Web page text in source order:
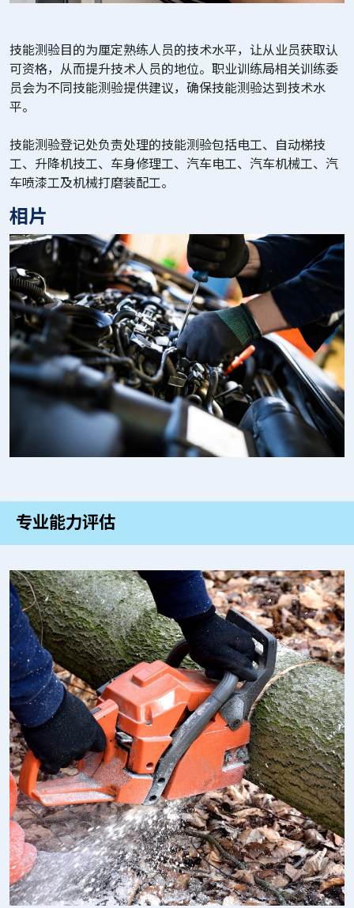
技能测验目的为厘定熟练人员的技术水平，让从业员获取认
可资格，从而提升技术人员的地位。职业训练局相关训练委
员会为不同技能测验提供建议，确保技能测验达到技术水
平。
技能测验登记处负责处理的技能测验包括电工、自动梯技
工、升降机技工、车身修理工、汽车电工、汽车机械工、汽
车喷漆工及机械打磨装配工。
相片
专业能力评估